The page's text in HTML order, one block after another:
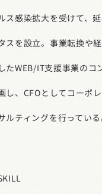
ス感染拡大を受けて、
スを設立。事業転換や
したWEB/IT支援事業の
し、CFOとしてコーポ
ルティングを行っている